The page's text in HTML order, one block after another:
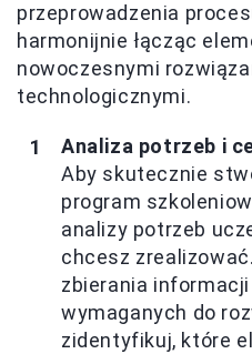
przeprowadzenia
harmonijnie łącząc
nowoczesnymi
technologicznymi.
Analiza potrzeb i
Aby skutecznie
program
analizy potrzeb
chcesz
zbierania
wymaganych do
zidentyfikuj, które